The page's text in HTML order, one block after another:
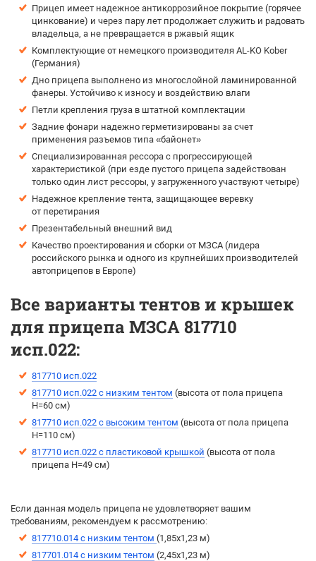
Прицеп имеет надежное антикоррозийное покрытие (горячее
цинкование) и через пару лет продолжает служить и радовать
владельца, а не превращается в ржавый ящик
Комплектующие от немецкого производителя AL-KO Kober
(Германия)
Дно прицепа выполнено из многослойной ламинированной
фанеры. Устойчиво к износу и воздействию влаги
Петли крепления груза в штатной комплектации
Задние фонари надежно герметизированы за счет
применения разъемов типа «байонет»
Специализированная рессора с прогрессирующей
характеристикой (при езде пустого прицепа задействован
только один лист рессоры, у загруженного участвуют четыре)
Надежное крепление тента, защищающее веревку
от перетирания
Презентабельный внешний вид
Качество проектирования и сборки от МЗСА (лидера
российского рынка и одного из крупнейших производителей
автоприцепов в Европе)
Все варианты тентов и крышек
для прицепа МЗСА 817710
исп.022:
817710 исп.022
817710 исп.022 с низким тентом (высота от пола прицепа
H=60 см)
817710 исп.022 с высоким тентом (выcота от пола прицепа
H=110 см)
817710 исп.022 с пластиковой крышкой (высота от пола
прицепа H=49 см)
Если данная модель прицепа не удовлетворяет вашим
требованиям, рекомендуем к рассмотрению:
817710.014 с низким тентом (1,85х1,23 м)
817701.014 с низким тентом (2,45х1,23 м)